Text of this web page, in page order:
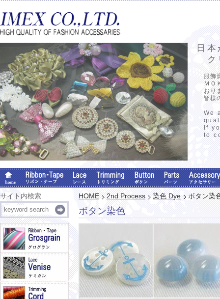
日
ク
服飾
ＭＯ
おり
皆様
We
If
to
サイト内検索 HOME 2nd Process 染色 Dye ボタン染
ボタン染色